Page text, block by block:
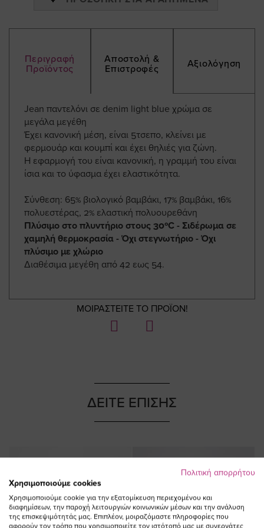
Περιγραφή
Προϊόντος
Αποστολή &
Επιστροφές
Αξιολόγηση
Jean παντελόνι σε denim light blue χρώμα σε
μεγάλα μεγέθη
Έχει κανονική μέση, είναι 5τσεπο, κλείνει με
φερμουάρ και κουμπί και έχει θηλιές για ζώνη.
Η εφαρμογή του είναι κανονική, η γραμμή του είναι
ίσια και το ύφασμα έχει ελαστικότητα.
Σύνθεση: 65% βιολογικό βαμβάκι, 17% βαμβάκι, 16%
πολυεστέρας, 2% ελαστική πολυουρεθάνη
Πλύσιμο στο πλυντήριο στους 30ºC - Σιδέρωμα σε
χαμηλή θερμοκρασία - Όχι στεγνωτήριο - Όχι
πλύσιμο με χλώριο
Διαθέσιμα μεγέθη από 42 εως 54.
ΜΟΙΡΑΣΤΕΙΤΕ ΤΟ ΠΡΟΪΟΝ!
ΔΕΙΤΕ ΕΠΙΣΗΣ
Πολιτική απορρήτου
Χρησιμοποιούμε cookies
Χρησιμοποιούμε cookie για την εξατομίκευση περιεχομένου και
διαφημίσεων, την παροχή λειτουργιών κοινωνικών μέσων και την ανάλυση
της επισκεψιμότητάς μας. Επιπλέον, μοιραζόμαστε πληροφορίες που
αφορούν τον τρόπο που χρησιμοποιείτε τον ιστότοπό μας με συνεργάτες